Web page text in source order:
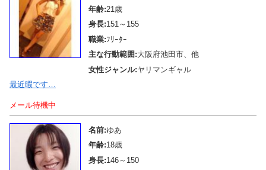
年齢:21歳
身長:151～155
職業:ﾌﾘｰﾀｰ
主な行動範囲:大阪府池田市、他
女性ジャンル:ヤリマンギャル
最近暇です…
メール待機中
名前:ゆあ
年齢:18歳
身長:146～150